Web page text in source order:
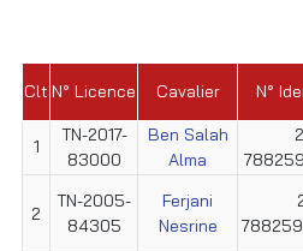
Clt N° Licence Cavalier N°
1
TN-2017-
83000
Ben Salah
Alma
2
TN-2005-
84305
Ferjani
Nesrine